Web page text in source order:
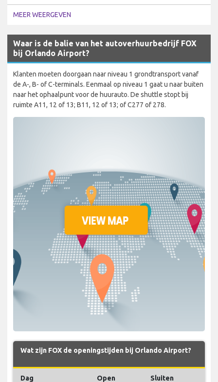
MEER WEERGEVEN
Waar is de balie van het autoverhuurbedrijf FOX
bij Orlando Airport?
Klanten moeten doorgaan naar niveau 1 grondtransport vanaf
de A-, B- of C-terminals. Eenmaal op niveau 1 gaat u naar buiten
naar het ophaalpunt voor de huurauto. De shuttle stopt bij
ruimte A11, 12 of 13; B11, 12 of 13; of C277 of 278.
Wat zijn FOX de openingstijden bij Orlando Airport?
Dag Open Sluiten